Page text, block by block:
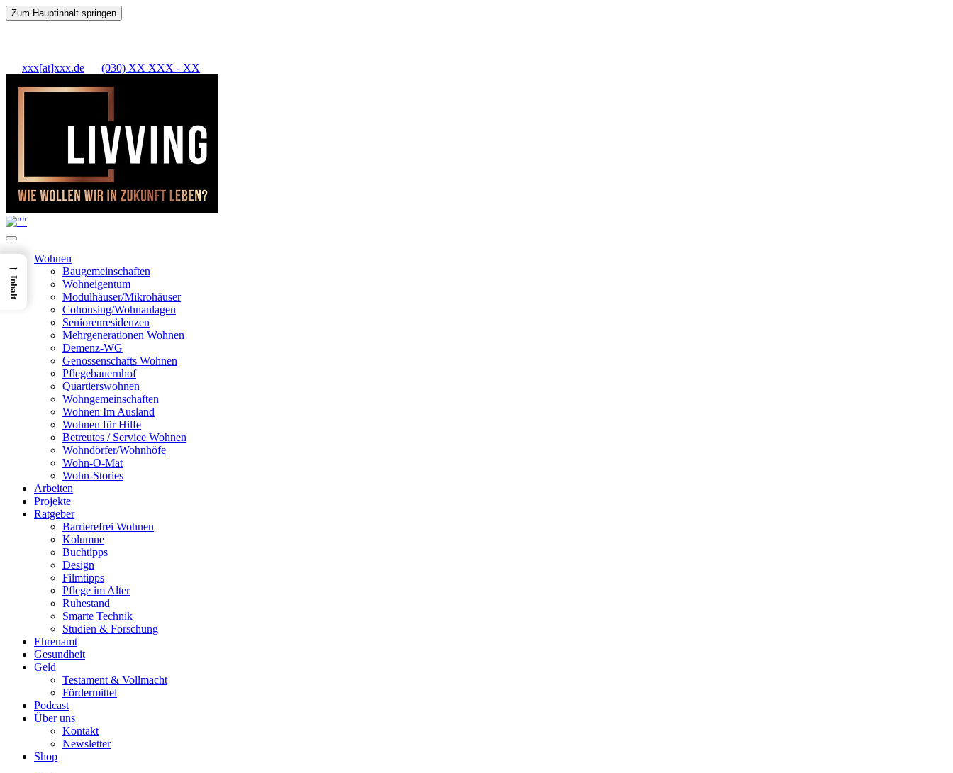
Zum Hauptinhalt springen
xxx[at]xxx.de (030) XX XXX - XX
Wohnen
Baugemeinschaften
Wohneigentum
Modulhäuser/Mikrohäuser
Cohousing/Wohnanlagen
Seniorenresidenzen
Mehrgenerationen Wohnen
Demenz-WG
Genossenschafts Wohnen
Pflegebauernhof
Quartierswohnen
Wohngemeinschaften
Wohnen Im Ausland
Wohnen für Hilfe
Betreutes / Service Wohnen
Wohndörfer/Wohnhöfe
Wohn-O-Mat
Wohn-Stories
Arbeiten
Projekte
Ratgeber
Barrierefrei Wohnen
Kolumne
Buchtipps
Design
Filmtipps
Pflege im Alter
Ruhestand
Smarte Technik
Studien & Forschung
Ehrenamt
Gesundheit
Geld
Testament & Vollmacht
Fördermittel
Podcast
Über uns
Kontakt
Newsletter
Shop
→
Inhalt